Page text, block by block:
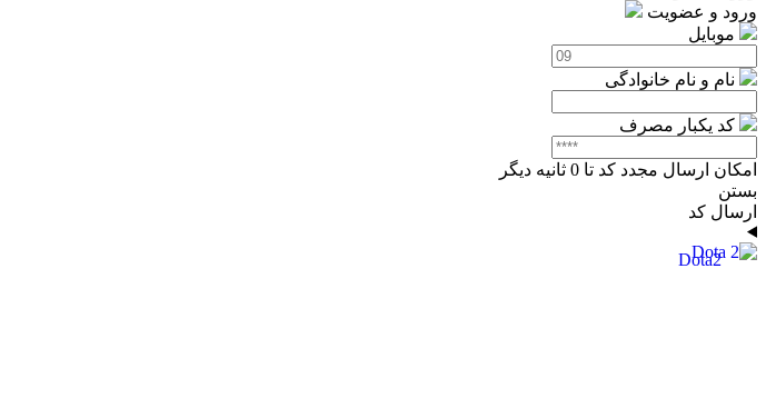
ورود و عضویت
موبایل
نام و نام خانوادگی
کد یکبار مصرف
امکان ارسال مجدد کد تا 0 ثانیه دیگر
بستن
ارسال کد
Dota2